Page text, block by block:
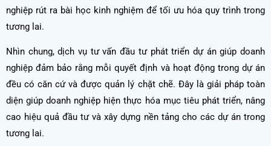
nghiệp rút ra bài học kinh nghiệm để tối ưu hóa quy trình trong
tương lai.
Nhìn chung, dịch vụ tư vấn đầu tư phát triển dự án giúp doanh
nghiệp đảm bảo rằng mỗi quyết định và hoạt động trong dự án
đều có căn cứ và được quản lý chặt chẽ. Đây là giải pháp toàn
diện giúp doanh nghiệp hiện thực hóa mục tiêu phát triển, nâng
cao hiệu quả đầu tư và xây dựng nền tảng cho các dự án trong
tương lai.